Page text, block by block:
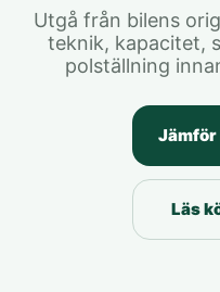
Utgå från bilens
teknik, kapacitet,
polställning
Läs